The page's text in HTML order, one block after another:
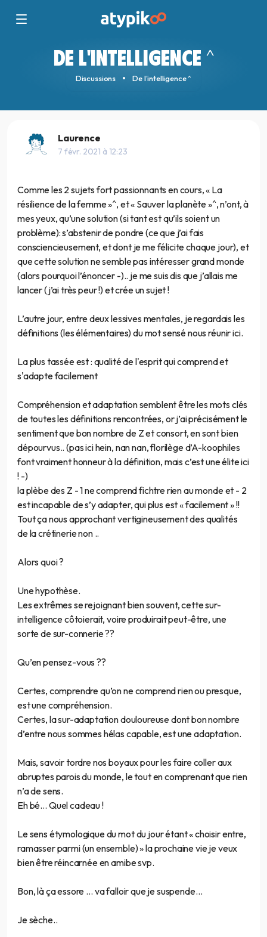
DE L'INTELLIGENCE ^
Discussions De l'intelligence ^
Laurence
7 févr. 2021 à 12:23
Comme les 2 sujets fort passionnants en cours, « La
résilience de la femme »^, et « Sauver la planète »^, n’ont, à
mes yeux, qu’une solution (si tant est qu’ils soient un
problème): s’abstenir de pondre (ce que j’ai fais
consciencieusement, et dont je me félicite chaque jour), et
que cette solution ne semble pas intéresser grand monde
(alors pourquoi l’énoncer -).. je me suis dis que j’allais me
lancer (j’ai très peur !) et crée un sujet !
L’autre jour, entre deux lessives mentales, je regardais les
définitions (les élémentaires) du mot sensé nous réunir ici.
La plus tassée est : qualité de l'esprit qui comprend et
s'adapte facilement
Compréhension et adaptation semblent être les mots clés
de toutes les définitions rencontrées, or j’ai précisément le
sentiment que bon nombre de Z et consort, en sont bien
dépourvus.. (pas ici hein, nan nan, florilège d’A-koophiles
font vraiment honneur à la définition, mais c’est une élite ici
! -)
la plèbe des Z - 1 ne comprend fichtre rien au monde et - 2
est incapable de s’y adapter, qui plus est « facilement » !!
Tout ça nous approchant vertigineusement des qualités
de la crétinerie non ..
Alors quoi ?
Une hypothèse.
Les extrêmes se rejoignant bien souvent, cette sur-
intelligence côtoierait, voire produirait peut-être, une
sorte de sur-connerie ??
Qu’en pensez-vous ??
Certes, comprendre qu’on ne comprend rien ou presque,
est une compréhension.
Certes, la sur-adaptation douloureuse dont bon nombre
d’entre nous sommes hélas capable, est une adaptation.
Mais, savoir tordre nos boyaux pour les faire coller aux
abruptes parois du monde, le tout en comprenant que rien
n’a de sens.
Eh bé… Quel cadeau !
Le sens étymologique du mot du jour étant « choisir entre,
ramasser parmi (un ensemble) » la prochaine vie je veux
bien être réincarnée en amibe svp.
Bon, là ça essore … va falloir que je suspende…
Je sèche..